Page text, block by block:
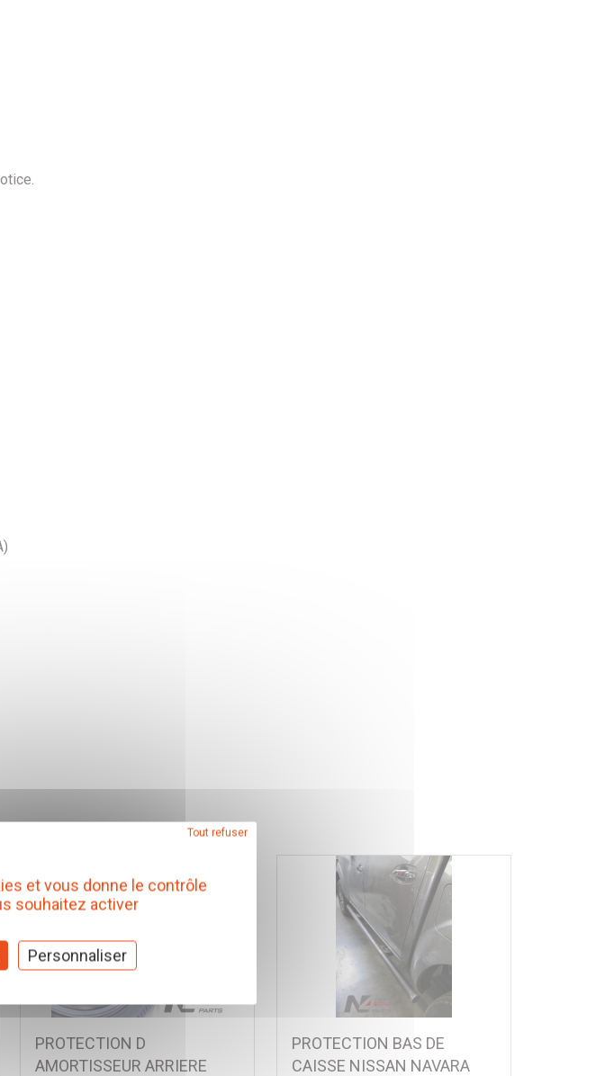
PROTECTION D
AMORTISSEUR ARRIERE
PROTECTION BAS DE
CAISSE NISSAN NAVARA
et vous donne le contrôle
souhaitez activer
Tout refuser
Personnaliser